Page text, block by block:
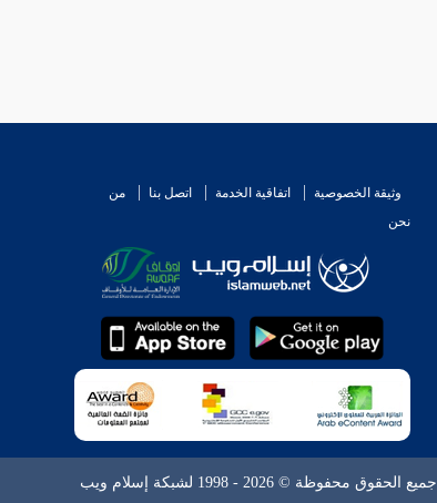
وثيقة الخصوصية اتفاقية الخدمة اتصل بنا
من
نحن
جميع الحقوق محفوظة © 2026 - 1998 لشبكة إسلام ويب